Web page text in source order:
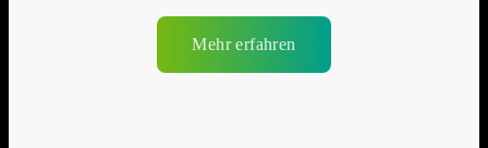
Mehr erfahren